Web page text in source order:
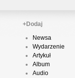
+Dodaj
Newsa
Wydarzenie
Artykuł
Album
Audio